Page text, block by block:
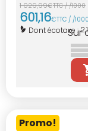
1 029,99€TTC / /1000
601,16€TTC / /1000
Dont écotaxe :
Sur
Promo!